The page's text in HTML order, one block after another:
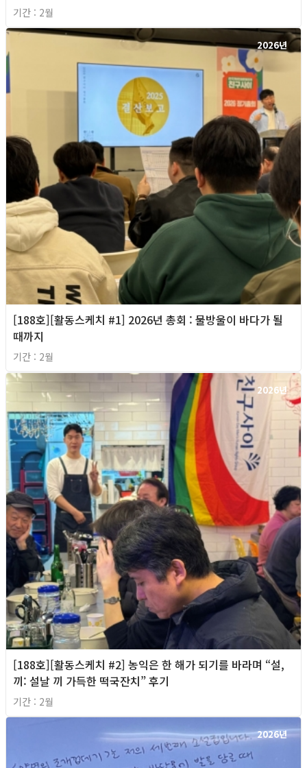
기간 : 2월
2026년
[188호][활동스케치 #1] 2026년 총회 : 물방울이 바다가 될
때까지
기간 : 2월
2026년
[188호][활동스케치 #2] 농익은 한 해가 되기를 바라며 “설,
끼: 설날 끼 가득한 떡국잔치” 후기
기간 : 2월
2026년